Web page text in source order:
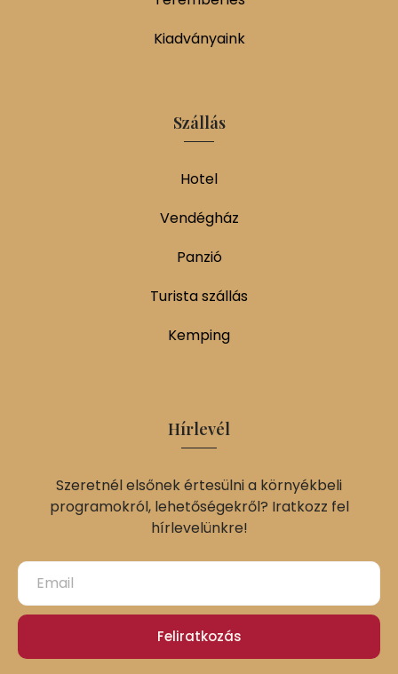
Kiadványaink
Szállás
Hotel
Vendégház
Panzió
Turista szállás
Kemping
Hírlevél
Szeretnél elsőnek értesülni a környékbeli
programokról, lehetőségekről? Iratkozz fel
hírlevelünkre!
Feliratkozás